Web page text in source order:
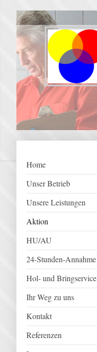
Home
Unser Betrieb
Unsere Leistungen
Aktion
HU/AU
24-Stunden-Annahme
Hol- und Bringservice
Ihr Weg zu uns
Kontakt
Referenzen